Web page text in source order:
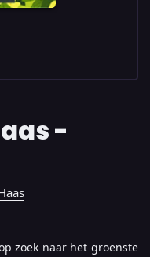
-
zoek naar het groenste